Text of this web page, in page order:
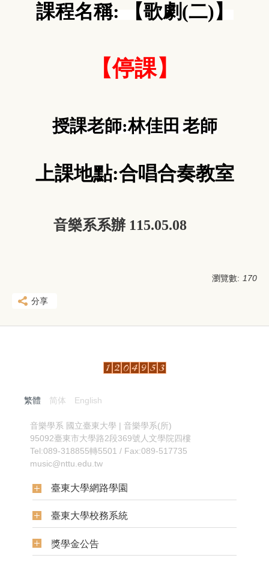
課程名稱: 【歌劇(二)】
【停課】
授課老師:林佳田 老師
上課地點:合唱合奏教室
音樂系系辦 115.05.08
瀏覽數: 170
分享
繁體 简体
English
音樂學系 國立臺東大學 | 音樂學系(所)
95092臺東市大學路2段369號人文學院四樓
Tel:089-318855轉5501 / Fax:089-517735
music@nttu.edu.tw
臺東大學網路學園
臺東大學校務系統
獎學金公告